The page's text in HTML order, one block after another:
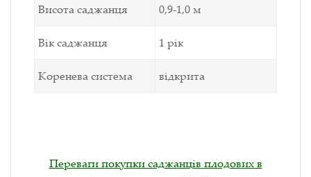
Висота саджанця 0,9-1,0м
Вік саджанця 1 рік
Коренева система відкрита
Переваги покупки саджанців плодових в